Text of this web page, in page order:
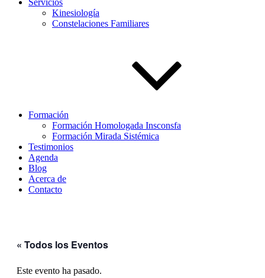
Servicios
Kinesiología
Constelaciones Familiares
Formación
Formación Homologada Insconsfa
Formación Mirada Sistémica
Testimonios
Agenda
Blog
Acerca de
Contacto
« Todos los Eventos
Este evento ha pasado.